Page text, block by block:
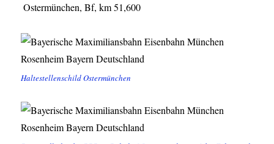
Ostermünchen, Bf, km 51,600
Haltestellenschild Ostermünchen